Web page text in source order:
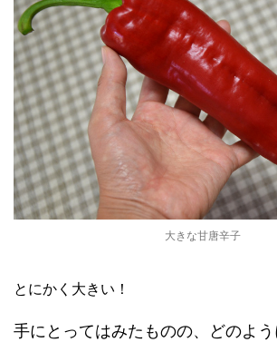
大きな甘唐辛子
とにかく大きい！
手にとってはみたものの、どのよ